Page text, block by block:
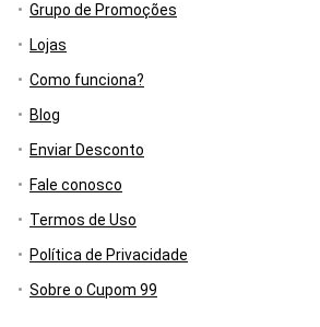
Grupo de Promoções
Lojas
Como funciona?
Blog
Enviar Desconto
Fale conosco
Termos de Uso
Política de Privacidade
Sobre o Cupom 99